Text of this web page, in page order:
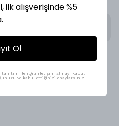
Haber Ver
alışverişinde %5
Ol
tanıtım ile ilgili iletişim almayı kabul
ve kabul ettiğinizi onaylarsınız.